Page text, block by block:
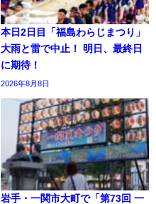
本日2日目「福島わらじまつり」
大雨と雷で中止！ 明日、最終日
に期待！
2026年8月8日
岩手・一関市大町で「第73回 一